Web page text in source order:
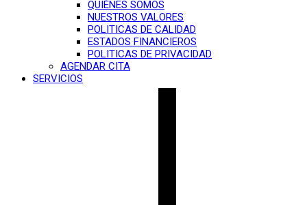
QUIÉNES SOMOS
NUESTROS VALORES
POLITICAS DE CALIDAD
ESTADOS FINANCIEROS
POLITICAS DE PRIVACIDAD
AGENDAR CITA
SERVICIOS